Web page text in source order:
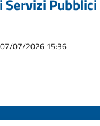
Pubblici
07/07/2026 15:36